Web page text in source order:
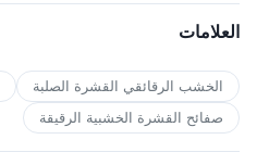
العلامات
الخشب الرقائقي القشرة الصلبة
صفائح القشرة الخشبية الرقيقة